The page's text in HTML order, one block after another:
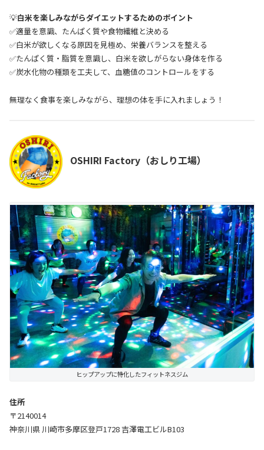
💡白米を楽しみながらダイエットするためのポイント
✅適量を意識、たんぱく質や食物繊維と決める
✅白米が欲しくなる原因を見極め、栄養バランスを整える
✅たんぱく質・脂質を意識し、白米を欲しがらない身体を作る
✅炭水化物の種類を工夫して、血糖値のコントロールをする
無理なく食事を楽しみながら、理想の体を手に入れましょう！
OSHIRI Factory（おしり工場）
ヒップアップに特化したフィットネスジム
住所
〒2140014
神奈川県 川崎市多摩区登戸1728 吉澤電工ビルB103